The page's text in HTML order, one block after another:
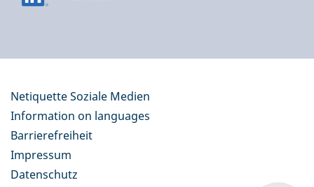
Netiquette Soziale Medien
Information on languages
Barrierefreiheit
Impressum
Datenschutz